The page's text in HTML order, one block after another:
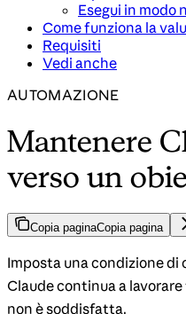
Esegui in
Come funziona la
Requisiti
Vedi anche
AUTOMAZIONE
Mantenere
verso un
Copia paginaCopia pagina
Imposta una condizione
Claude continua a
non è soddisfatta.